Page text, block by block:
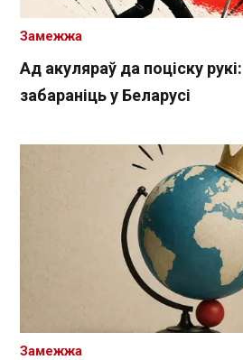
Ад акуляраў да поціску
забараніць у Беларусі
Замежжа
Замежжа